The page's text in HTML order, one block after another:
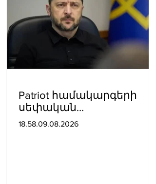
Patriot համակարգերի
սեփական
արտադրությունը
18.58.09.08.2026